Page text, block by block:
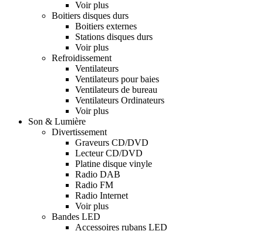
Voir plus
Boitiers disques durs
Boitiers externes
Stations disques durs
Voir plus
Refroidissement
Ventilateurs
Ventilateurs pour baies
Ventilateurs de bureau
Ventilateurs Ordinateurs
Voir plus
Son & Lumière
Divertissement
Graveurs CD/DVD
Lecteur CD/DVD
Platine disque vinyle
Radio DAB
Radio FM
Radio Internet
Voir plus
Bandes LED
Accessoires rubans LED